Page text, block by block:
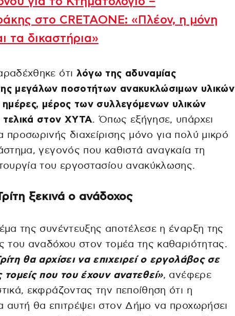
στο CRETAONE: «Πλέον, η μόνη
τα δικαστήρια»
ότι λόγω της αδυναμίας
μεγάλων ποσοτήτων ανακυκλώσιμων υλικών
ημέρες, μέρος των συλλεγόμενων υλικών
τελικά στον ΧΥΤΑ. Όπως εξήγησε, υπάρχει
προσωρινής διαχείρισης μόνο για πολύ μικρό
γεγονός που καθιστά αναγκαία τη
του εργοστασίου ανακύκλωσης.
ξεκινά ο ανάδοχος
της συνέντευξης αποτέλεσε η έναρξη της
του αναδόχου στον τομέα της καθαριότητας.
θα αρχίσει να επιχειρεί ο εργολάβος σε
τομείς που του έχουν ανατεθεί», ανέφερε
εκφράζοντας την πεποίθηση ότι η
αυτή θα επιτρέψει στον Δήμο να προχωρήσει